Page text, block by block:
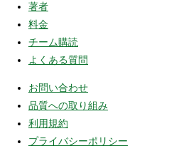
著者
料金
チーム購読
よくある質問
お問い合わせ
品質への取り組み
利用規約
プライバシーポリシー